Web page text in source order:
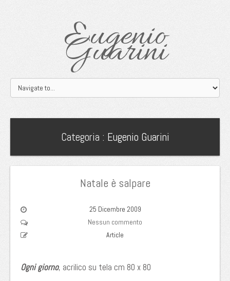
Eugenio
Guarini
Categoria : Eugenio Guarini
Natale è salpare
25 Dicembre 2009
Nessun commento
Article
Ogni giorno, acrilico su tela cm 80 x 80